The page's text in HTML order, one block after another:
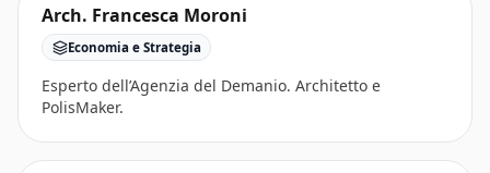
Arch. Francesca Moroni
Economia e Strategia
Esperto dell’Agenzia del Demanio. Architetto e
PolisMaker.